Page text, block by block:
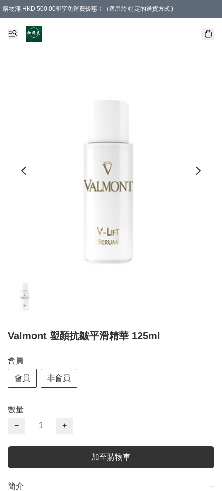
購物滿 HKD 500.00即享免運費優惠！（適用於 特定的送貨方式 )
Valmont 塑顏抗皺平滑精華 125ml
會員
會員 非會員
數量
−
+
加至購物車
簡介 −